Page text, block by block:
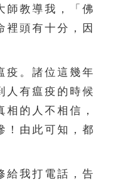
師教導我，「佛
裡頭有十分，因
。諸位這幾年
人有瘟疫的時候
的人不相信，
！由此可知，都
我打電話，告